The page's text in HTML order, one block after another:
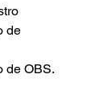
de
de OBS.